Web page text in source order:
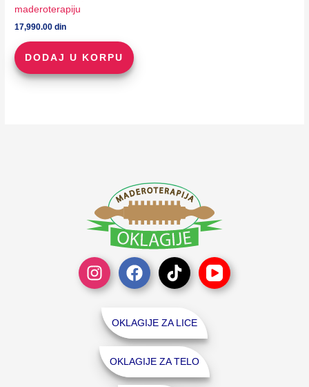
maderoterapiju
17,990.00din
DODAJ U KORPU
OKLAGIJE ZA LICE
OKLAGIJE ZA TELO